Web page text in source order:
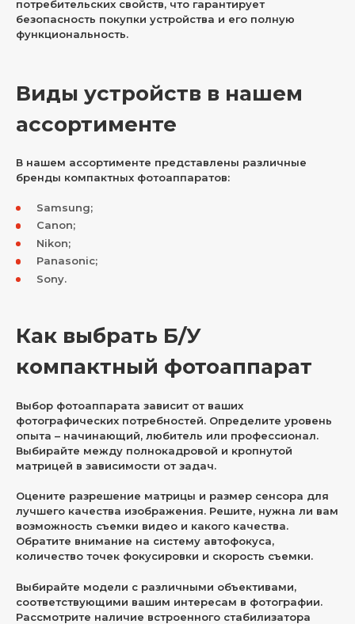
потребительских свойств, что гарантирует
безопасность покупки устройства и его полную
функциональность.
Виды устройств в нашем
ассортименте
В нашем ассортименте представлены различные
бренды компактных фотоаппаратов:
Samsung;
Canon;
Nikon;
Panasonic;
Sony.
Как выбрать Б/У
компактный фотоаппарат
Выбор фотоаппарата зависит от ваших
фотографических потребностей. Определите уровень
опыта – начинающий, любитель или профессионал.
Выбирайте между полнокадровой и кропнутой
матрицей в зависимости от задач.
Оцените разрешение матрицы и размер сенсора для
лучшего качества изображения. Решите, нужна ли вам
возможность съемки видео и какого качества.
Обратите внимание на систему автофокуса,
количество точек фокусировки и скорость съемки.
Выбирайте модели с различными объективами,
соответствующими вашим интересам в фотографии.
Рассмотрите наличие встроенного стабилизатора